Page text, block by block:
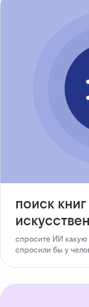
поиск
спросите ИИ какую
спросили бы у